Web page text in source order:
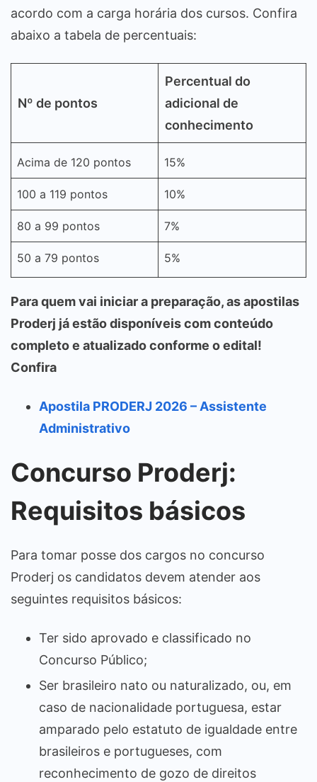
acordo com a carga horária dos cursos. Confira
abaixo a tabela de percentuais:
Nº de pontos
Percentual do
adicional de
conhecimento
Acima de 120 pontos 15%
100 a 119 pontos 10%
80 a 99 pontos 7%
50 a 79 pontos 5%
Para quem vai iniciar a preparação, as apostilas
Proderj já estão disponíveis com conteúdo
completo e atualizado conforme o edital!
Confira
Apostila PRODERJ 2026 – Assistente
Administrativo
Concurso Proderj:
Requisitos básicos
Para tomar posse dos cargos no concurso
Proderj os candidatos devem atender aos
seguintes requisitos básicos:
Ter sido aprovado e classificado no
Concurso Público;
Ser brasileiro nato ou naturalizado, ou, em
caso de nacionalidade portuguesa, estar
amparado pelo estatuto de igualdade entre
brasileiros e portugueses, com
reconhecimento de gozo de direitos